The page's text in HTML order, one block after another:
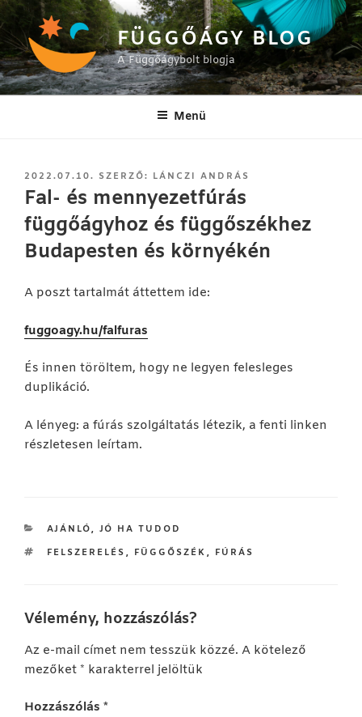
Tartalomhoz
FÜGGŐÁGY BLOG
A Függőágybolt blogja
Menü
BEKÜLDVE:
2022.07.10. SZERZŐ: LÁNCZI ANDRÁS
Fal- és mennyezetfúrás
függőágyhoz és függőszékhez
Budapesten és környékén
A poszt tartalmát áttettem ide:
fuggoagy.hu/falfuras
És innen töröltem, hogy ne legyen felesleges
duplikáció.
A lényeg: a fúrás szolgáltatás létezik, a fenti linken
részletesen leírtam.
KATEGÓRIÁK
AJÁNLÓ, JÓ HA TUDOD
CÍMKÉK
FELSZERELÉS , FÜGGŐSZÉK , FÚRÁS
Vélemény, hozzászólás?
Az e-mail címet nem tesszük közzé. A kötelező
mezőket * karakterrel jelöltük
Hozzászólás *